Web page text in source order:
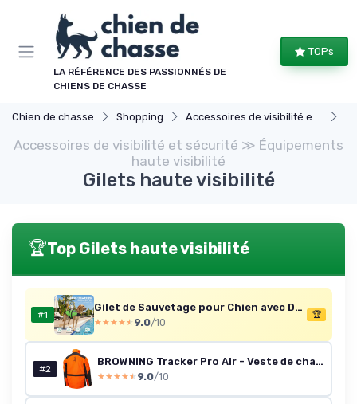
LA RÉFÉRENCE DES PASSIONNÉS DE
CHIENS DE CHASSE
TOPs
Chien de chasse Shopping Accessoires de visibilité et sécurité
Accessoires de visibilité et sécurité ≫ Équipements
haute visibilité
Gilets haute visibilité
🏆Top Gilets haute visibilité
#1
Gilet de Sauvetage pour Chien avec Design Exclusif Brodé – Poignée de Transport, Structure Renforcée, Haute Visibilité, Sécurité et Styleilet Sécurité Chien Nage S:43-54cm (Chest Girth) Vert
★★★★★
★★★★★ 9.0/10
🏆
#2
BROWNING Tracker Pro Air - Veste de chasse Blaze Orange 3XL
★★★★★
★★★★★ 9.0/10
Panneau de gestion des cookies